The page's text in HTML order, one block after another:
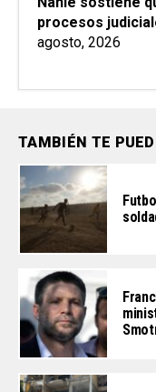
procesos
agosto, 2026
TAMBIÉN TE